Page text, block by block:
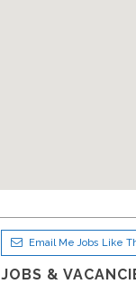
Email Me Jobs Like
JOBS &